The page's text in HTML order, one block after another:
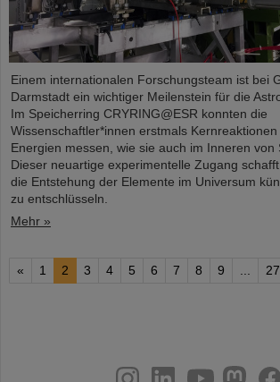
Einem internationalen Forschungsteam ist bei
Darmstadt ein wichtiger Meilenstein für die
Im Speicherring CRYRING@ESR konnten die
Wissenschaftler*innen erstmals
Energien messen, wie sie auch im Inneren von
Dieser neuartige experimentelle Zugang
die Entstehung der Elemente im Universum
zu entschlüsseln.
Mehr »
« 1 2 3 4 5 6 7 8 9 ... 27
youtube
helmholtz.social
facebook